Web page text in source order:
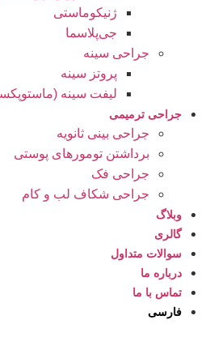
ژنیکوماستی
جی‌پلاسما
جراحی سینه
پروتز سینه
لیفت سینه (ماستوپکسی)
جراحی ترمیمی
جراحی بینی ثانویه
برداشتن تومورهای پوستی
جراحی فک
جراحی شکاف لب و کام
وبلاگ
گالری
سوالات متداول
درباره ما
تماس با ما
فارسی